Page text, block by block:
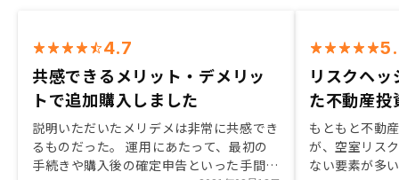
4.7
共感できるメリット・デメリッ
トで追加購入しました
説明いただいたメリデメは非常に共感でき
るものだった。 運用にあたって、最初の
手続きや購入後の確定申告といった手間が
リスクヘ
た不動産投
もともと不動
が、空室リス
ない要素が多